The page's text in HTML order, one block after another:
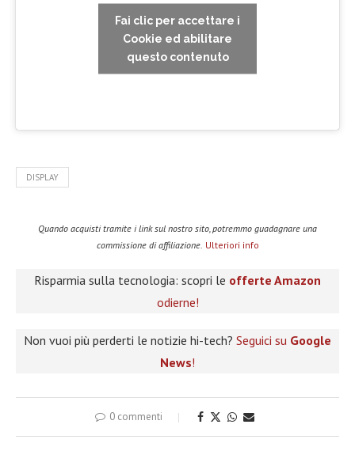
Fai clic per accettare i
Cookie ed abilitare
questo contenuto
DISPLAY
Quando acquisti tramite i link sul nostro sito, potremmo guadagnare una
commissione di affiliazione. Ulteriori info
Risparmia sulla tecnologia: scopri le offerte Amazon
odierne!
Non vuoi più perderti le notizie hi-tech? Seguici su Google
News!
0 commenti